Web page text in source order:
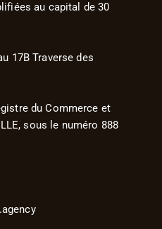
au capital de 30
17B Traverse des
du Commerce et
sous le numéro 888